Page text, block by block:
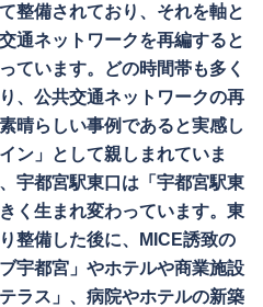
整備されており、それを軸と
通ネットワークを再編すると
ています。どの時間帯も多く
、公共交通ネットワークの再
晴らしい事例であると実感し
ン」として親しまれていま
宇都宮駅東口は「宇都宮駅東
く生まれ変わっています。東
整備した後に、MICE誘致の
宇都宮」やホテルや商業施設
ラス」、病院やホテルの新築